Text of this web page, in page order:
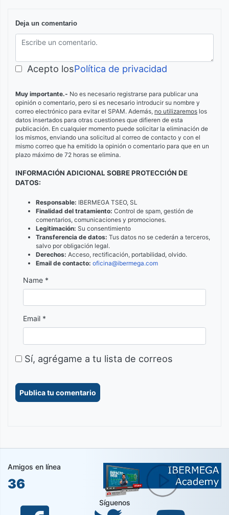
Deja un comentario
Acepto losPolítica de privacidad
Muy importante.- No es necesario registrarse para publicar una
opinión o comentario, pero si es necesario introducir su nombre y
correo electrónico para evitar el SPAM. Además, no utilizaremos los
datos insertados para otras cuestiones que difieren de esta
publicación. En cualquier momento puede solicitar la eliminación de
los mismos, enviando una solicitud al correo de contacto y con el
mismo correo que ha emitido la opinión o comentario para que en un
plazo máximo de 72 horas se elimina.
INFORMACIÓN ADICIONAL SOBRE PROTECCIÓN DE
DATOS:
Responsable: IBERMEGA TSEO, SL
Finalidad del tratamiento: Control de spam, gestión de
comentarios, comunicaciones y promociones.
Legitimación: Su consentimiento
Transferencia de datos: Tus datos no se cederán a terceros,
salvo por obligación legal.
Derechos: Acceso, rectificación, portabilidad, olvido.
Email de contacto: oficina@ibermega.com
Name *
Email *
Sí, agrégame a tu lista de correos
Amigos en línea
36
Síguenos